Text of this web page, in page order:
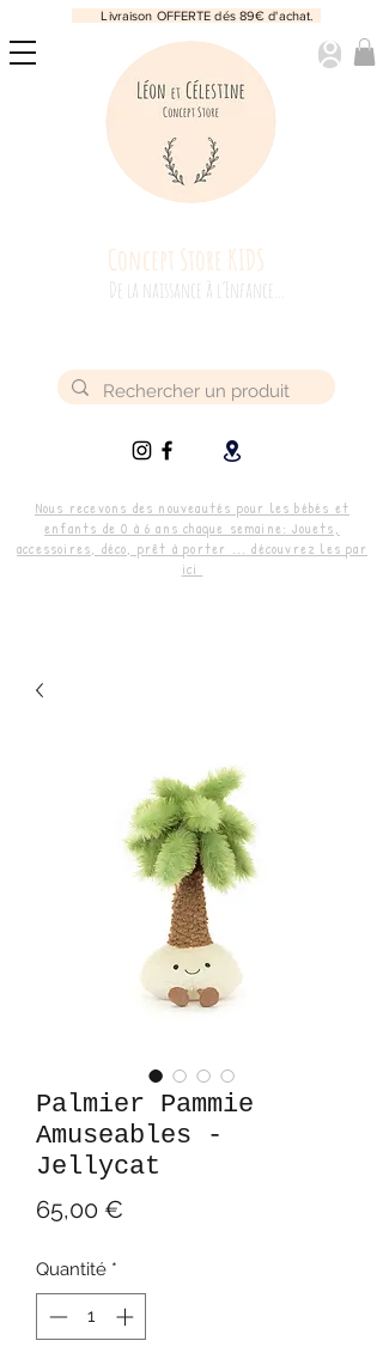
Concept Store KIDS
De la naissance à l’Enfance...
Livraison OFFERTE dés 89€ d'achat.
Nous recevons des nouveautés pour les bébés et
enfants de 0 à 6 ans chaque semaine: Jouets,
accessoires, déco, prêt à porter ... découvrez les par
ici
Palmier Pammie
Amuseables -
Jellycat
65,00 €
Quantité *